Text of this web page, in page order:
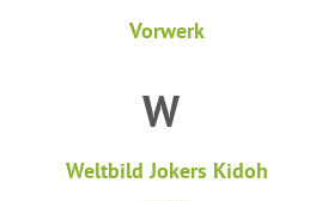
Vorwerk
W
Weltbild Jokers Kidoh